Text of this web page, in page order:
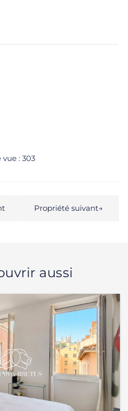
vue : 303
Propriété suivant→
aussi